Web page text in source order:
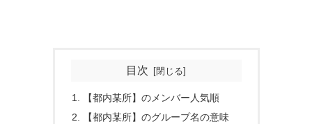
目次
【都内某所】のメンバー人気順
【都内某所】のグループ名の意味